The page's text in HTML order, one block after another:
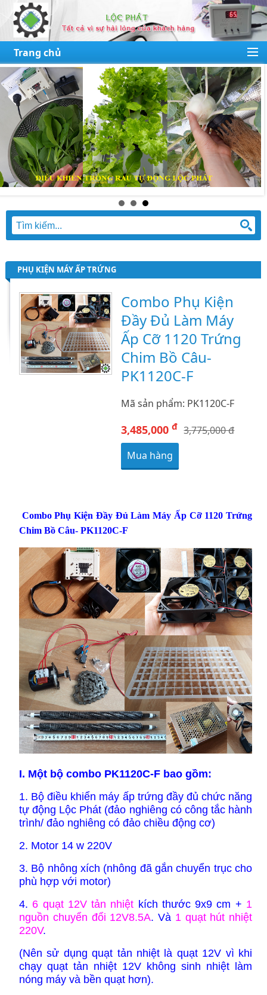
Trang chủ
PHỤ KIỆN MÁY ẤP TRỨNG
Combo Phụ Kiện
Đầy Đủ Làm Máy
Ấp Cỡ 1120 Trứng
Chim Bồ Câu-
PK1120C-F
Mã sản phẩm: PK1120C-F
3,485,000đ 3,775,000 đ
Mua hàng
Combo Phụ Kiện Đầy Đủ Làm Máy Ấp Cỡ 1120 Trứng
Chim Bồ Câu- PK1120C-F
I. Một bộ combo PK1120C-F bao gồm:
1. Bộ điều khiển máy ấp trứng đầy đủ chức năng
tự động Lộc Phát (đảo nghiêng có công tắc hành
trình/ đảo nghiêng có đảo chiều động cơ)
2. Motor 14 w 220V
3. Bộ nhông xích (nhông đã gắn chuyển trục cho
phù hợp với motor)
4. 6 quạt 12V tản nhiệt kích thước 9x9 cm + 1
nguồn chuyển đổi 12V8.5A. Và 1 quạt hút nhiệt
220V.
(Nên sử dụng quạt tản nhiệt là quạt 12V vì khi
chạy quạt tản nhiệt 12V không sinh nhiệt làm
nóng máy và bền quạt hơn).